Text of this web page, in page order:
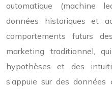
automatique (machine
données historiques et
comportements futurs
marketing traditionnel,
hypothèses et des
s’appuie sur des